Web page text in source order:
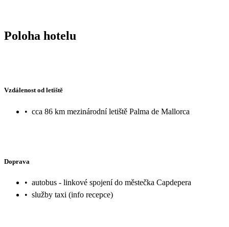
Poloha hotelu
Vzdálenost od letiště
• cca 86 km mezinárodní letiště Palma de Mallorca
Doprava
• autobus - linkové spojení do městečka Capdepera
• služby taxi (info recepce)